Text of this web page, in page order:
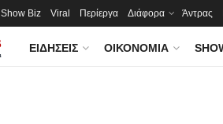
Show Biz Viral Περίεργα Διάφορα Άντρας
ΕΙΔΉΣΕΙΣ ΟΙΚΟΝΟΜΊΑ